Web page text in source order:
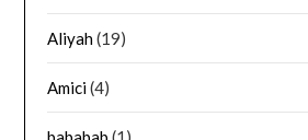
Aliyah(19)
Amici(4)